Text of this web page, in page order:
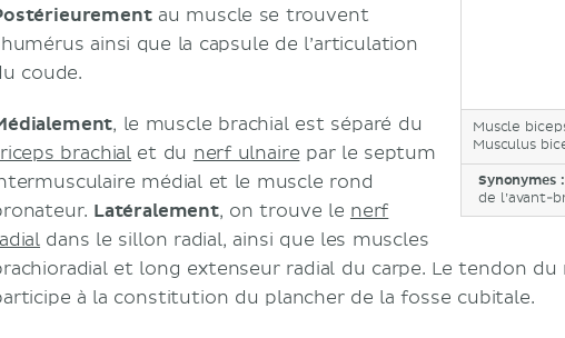
Muscle
Musculus
Synonymes :
de l’avant-
au muscle se trouvent
ainsi que la capsule de l’articulation
coude.
, le muscle brachial est séparé du
brachial et du nerf ulnaire par le septum
médial et le muscle rond
Latéralement, on trouve le nerf
dans le sillon radial, ainsi que les muscles
et long extenseur radial du carpe. Le tendon du
à la constitution du plancher de la fosse cubitale.